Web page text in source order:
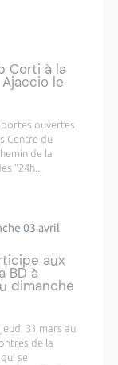
Corti à la
le
ouvertes
Centre du
de la
"24h...
03 avril
aux
BD à
dimanche
31 mars au
de la
se